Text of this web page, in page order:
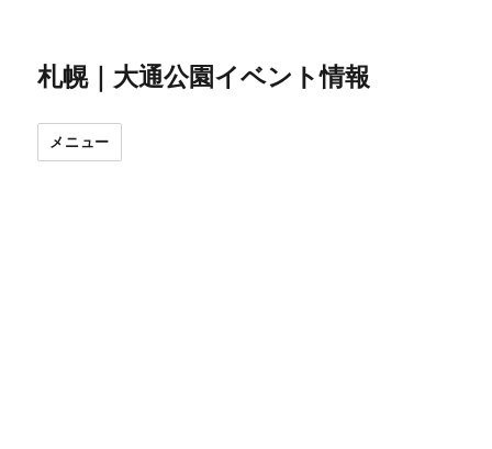
札幌｜大通公園イベント情報
メニュー